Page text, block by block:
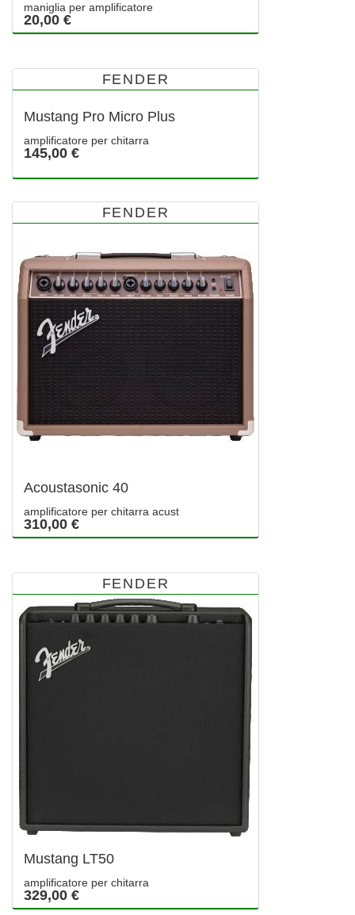
maniglia per amplificatore
20,00 €
FENDER
Mustang Pro Micro Plus
amplificatore per chitarra
145,00 €
FENDER
Acoustasonic 40
amplificatore per chitarra acust
310,00 €
FENDER
Mustang LT50
amplificatore per chitarra
329,00 €